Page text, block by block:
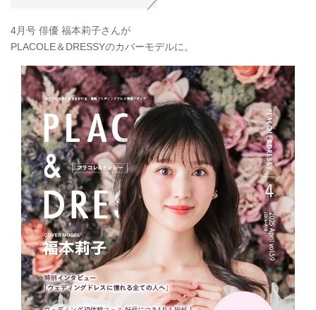
4月号 俳優 福本莉子さんが
PLACOLE＆DRESSYのカバーモデルに。